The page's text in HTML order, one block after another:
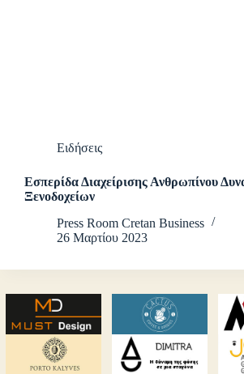
Ειδήσεις
Εσπερίδα Διαχείρισης Ανθρωπίνου
Ξενοδοχείων
Press Room Cretan Business
26 Μαρτίου 2023